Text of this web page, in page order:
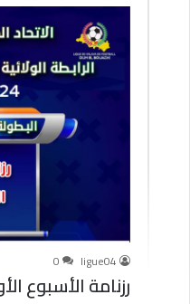
ligue04
0
رزنامة الأسبوع